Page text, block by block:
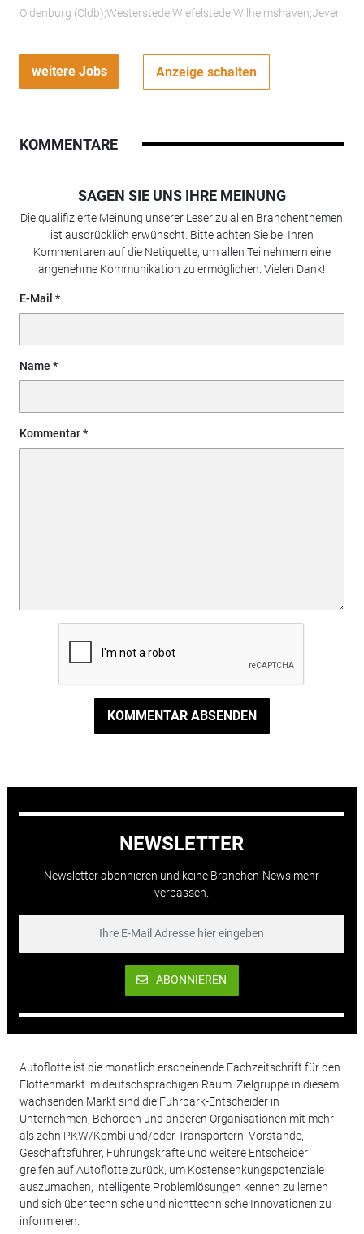
Oldenburg (Oldb);Westerstede;Wiefelstede;Wilhelmshaven;Jever
weitere Jobs Anzeige schalten
KOMMENTARE
SAGEN SIE UNS IHRE MEINUNG
Die qualifizierte Meinung unserer Leser zu allen Branchenthemen
ist ausdrücklich erwünscht. Bitte achten Sie bei Ihren
Kommentaren auf die Netiquette, um allen Teilnehmern eine
angenehme Kommunikation zu ermöglichen. Vielen Dank!
E-Mail
Name
Kommentar
KOMMENTAR ABSENDEN
NEWSLETTER
Newsletter abonnieren und keine Branchen-News mehr
verpassen.
ABONNIEREN
Autoflotte ist die monatlich erscheinende Fachzeitschrift für den
Flottenmarkt im deutschsprachigen Raum. Zielgruppe in diesem
wachsenden Markt sind die Fuhrpark-Entscheider in
Unternehmen, Behörden und anderen Organisationen mit mehr
als zehn PKW/Kombi und/oder Transportern. Vorstände,
Geschäftsführer, Führungskräfte und weitere Entscheider
greifen auf Autoflotte zurück, um Kostensenkungspotenziale
auszumachen, intelligente Problemlösungen kennen zu lernen
und sich über technische und nichttechnische Innovationen zu
informieren.